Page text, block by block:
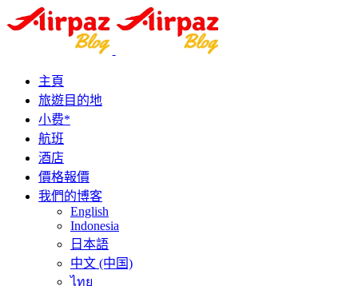
主頁
旅遊目的地
小费*
航班
酒店
價格報價
我們的博客
English
Indonesia
日本語
中文 (中国)
ไทย